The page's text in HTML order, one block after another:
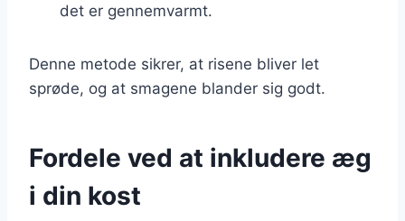
det er gennemvarmt.
Denne metode sikrer, at risene bliver let
sprøde, og at smagene blander sig godt.
Fordele ved at inkludere æg
i din kost